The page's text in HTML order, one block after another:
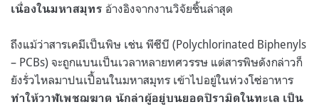
เนื่องในมหาสมุทร อ้างอิงจากงานวิจัยชิ้นล่าสุด
ถึงแม้ว่าสารเคมีเป็นพิษ เช่น พีซีบี (Polychlorinated Biphenyls
– PCBs) จะถูกแบนเป็นเวลาหลายทศวรรษ แต่สารพิษดังกล่าวก็
ยังรั่วไหลมาปนเปื้อนในมหาสมุทร เข้าไปอยู่ในห่วงโซ่อาหาร
ทำให้วาฬเพชฌฆาต นักล่าผู้อยู่บนยอดปิรามิดในทะเล เป็น